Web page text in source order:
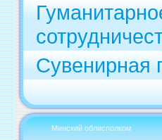
Сувенирная
Минский облисполком